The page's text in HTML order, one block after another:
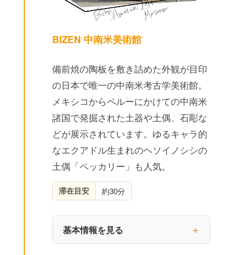
BIZEN 中南米美術館
備前焼の陶板を敷き詰めた外観が目印
の日本で唯一の中南米考古学美術館。
メキシコからペルーにかけての中南米
諸国で発掘された土器や土偶、石彫な
どが展示されています。ゆるキャラ的
なエクアドル生まれのヘソイノシシの
土偶「ペッカリー」も人気。
滞在目安 約30分
基本情報を見る